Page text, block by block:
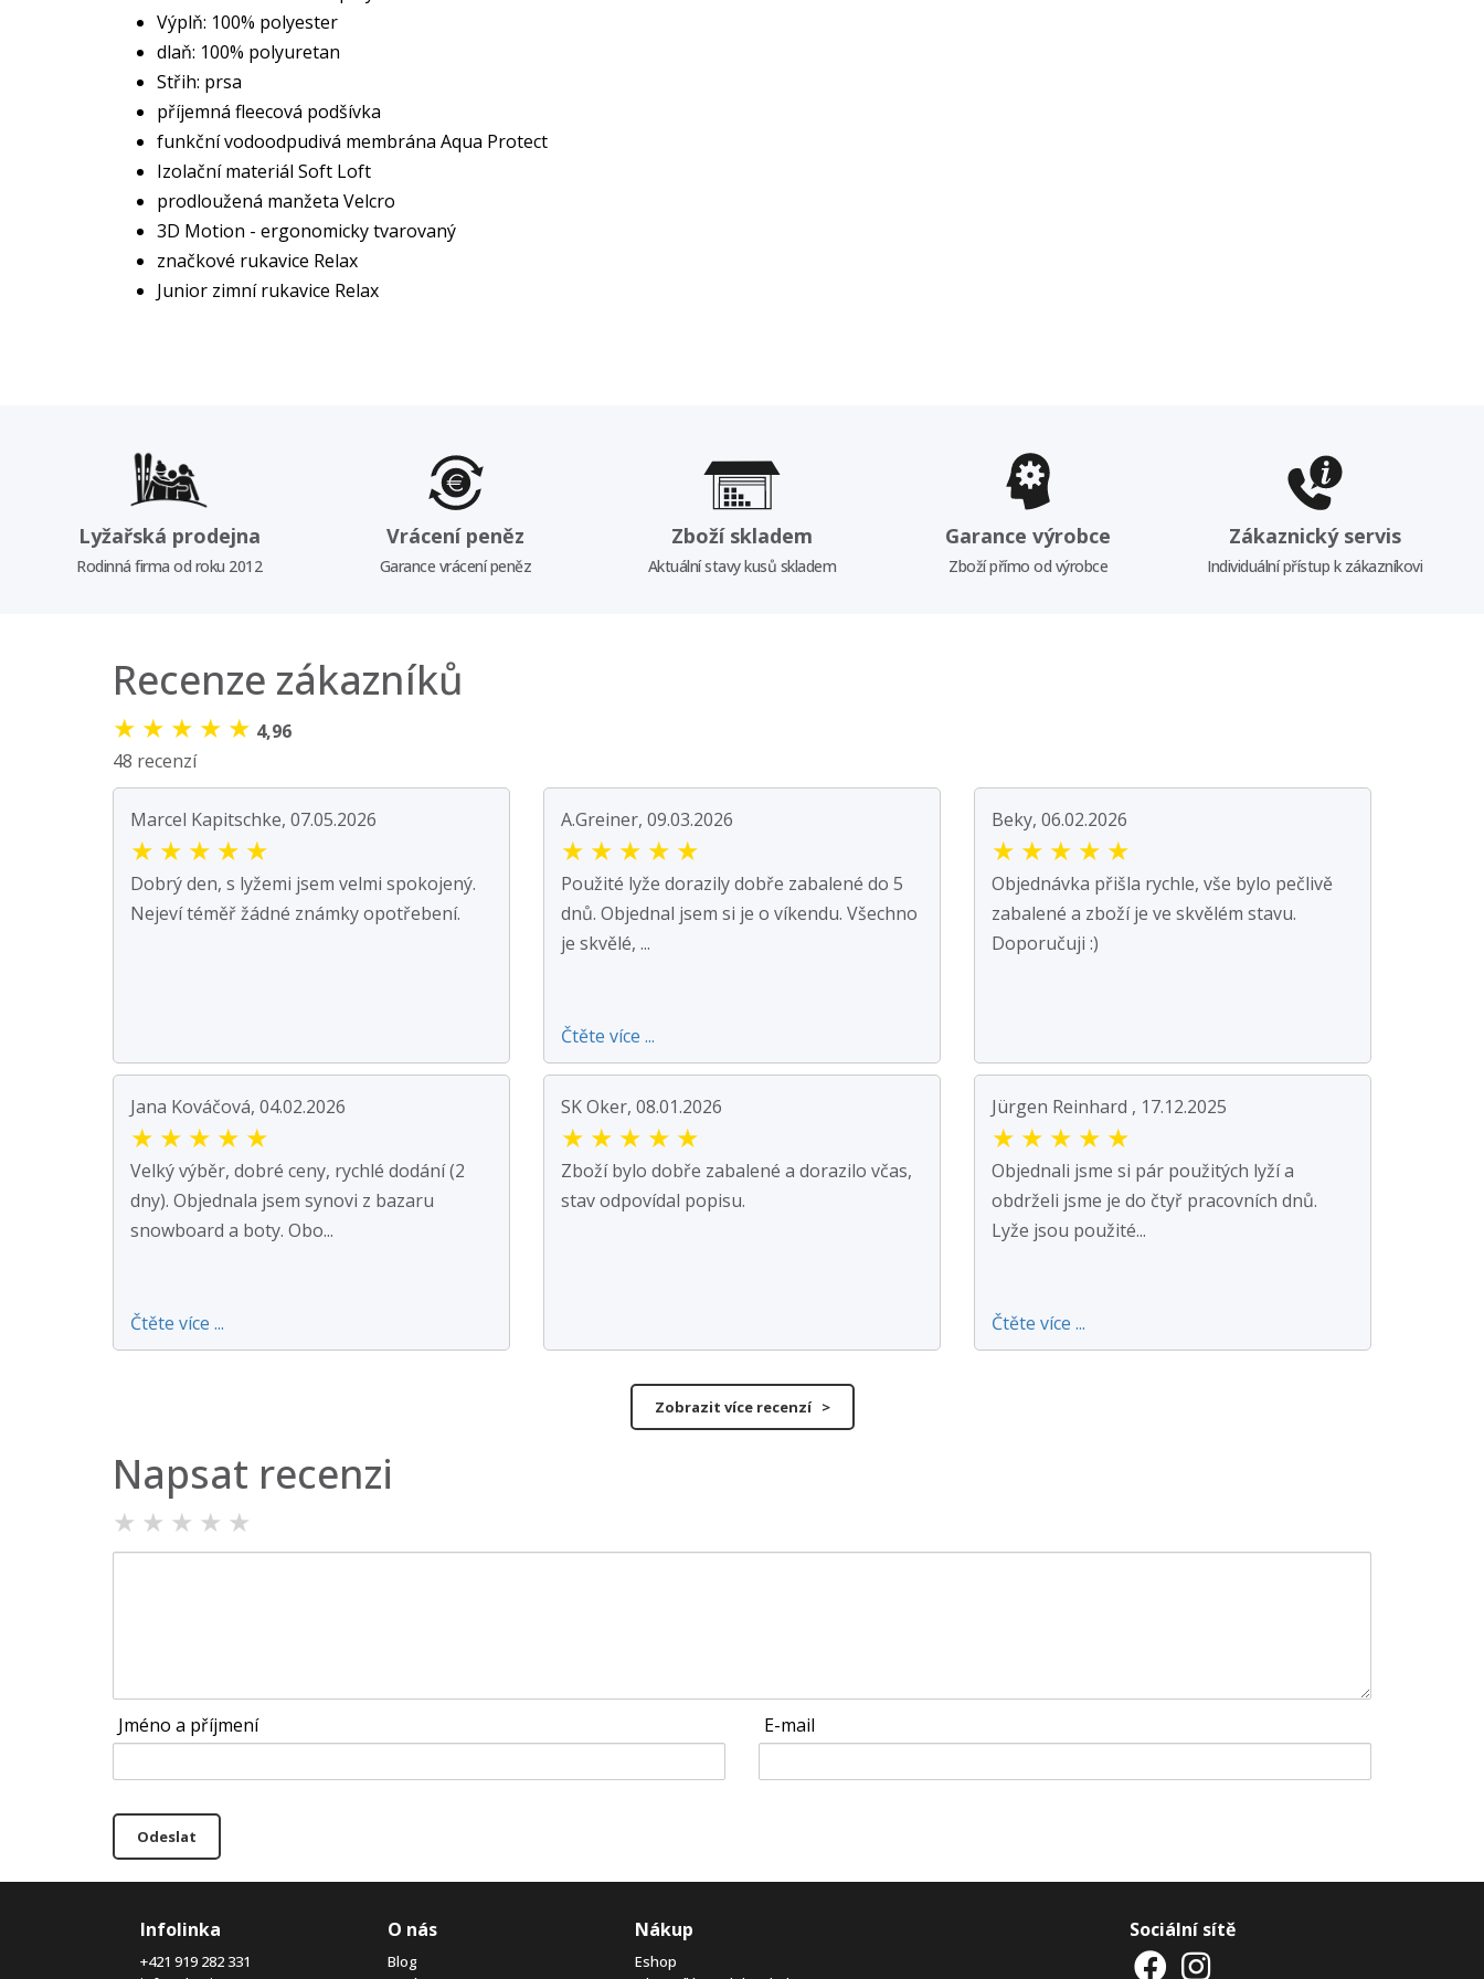
Výplň: 100% polyester
dlaň: 100% polyuretan
Střih: prsa
příjemná fleecová podšívka
funkční vodoodpudivá membrána Aqua Protect
Izolační materiál Soft Loft
prodloužená manžeta Velcro
3D Motion - ergonomicky tvarovaný
značkové rukavice Relax
Junior zimní rukavice Relax
Lyžařská prodejna
Rodinná firma od roku 2012
Vrácení peněz
Garance vrácení peněz
Zboží skladem
Aktuální stavy kusů skladem
Garance výrobce
Zboží přímo od výrobce
Zákaznický servis
Individuální přístup k zákazníkovi
Recenze zákazníků
★ ★ ★ ★ ★ 4,96
48 recenzí
Marcel Kapitschke, 07.05.2026
★ ★ ★ ★ ★
Dobrý den, s lyžemi jsem velmi spokojený.
Nejeví téměř žádné známky opotřebení.
A.Greiner, 09.03.2026
★ ★ ★ ★ ★
Použité lyže dorazily dobře zabalené do 5
dnů. Objednal jsem si je o víkendu. Všechno
je skvělé, ...
Čtěte více ...
Beky, 06.02.2026
★ ★ ★ ★ ★
Objednávka přišla rychle, vše bylo pečlivě
zabalené a zboží je ve skvělém stavu.
Doporučuji :)
Jana Kováčová, 04.02.2026
★ ★ ★ ★ ★
Velký výběr, dobré ceny, rychlé dodání (2
dny). Objednala jsem synovi z bazaru
snowboard a boty. Obo...
Čtěte více ...
SK Oker, 08.01.2026
★ ★ ★ ★ ★
Zboží bylo dobře zabalené a dorazilo včas,
stav odpovídal popisu.
Jürgen Reinhard , 17.12.2025
★ ★ ★ ★ ★
Objednali jsme si pár použitých lyží a
obdrželi jsme je do čtyř pracovních dnů.
Lyže jsou použité...
Čtěte více ...
Zobrazit více recenzí >
Napsat recenzi
★ ★ ★ ★ ★
Jméno a příjmení E-mail
Odeslat
Infolinka
+421 919 282 331
O nás
Blog
Nákup
Eshop
Sociální sítě